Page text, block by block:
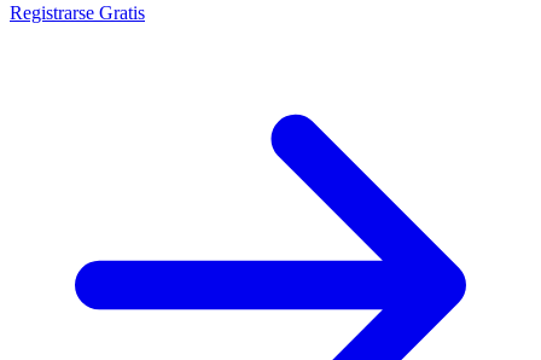
Registrarse Gratis